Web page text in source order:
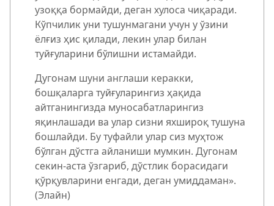
узоққа бормайди, деган хулоса чиқаради.
Кўпчилик уни тушунмагани учун у ўзини
ёлғиз ҳис қилади, лекин улар билан
туйғуларини бўлишни истамайди.
Дугонам шуни англаши керакки,
бошқаларга туйғуларингиз ҳақида
айтганингизда муносабатларингиз
яқинлашади ва улар сизни яхшироқ тушуна
бошлайди. Бу туфайли улар сиз муҳтож
бўлган дўстга айланиши мумкин. Дугонам
секин-аста ўзгариб, дўстлик борасидаги
қўрқувларини енгади, деган умиддаман».
(Элайн)